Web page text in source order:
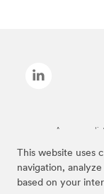
This website uses
navigation,
based on your
As marcas